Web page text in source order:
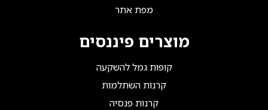
מפת אתר
מוצרים פיננסים
קופות גמל להשקעה
קרנות השתלמות
קרנות פנסיה